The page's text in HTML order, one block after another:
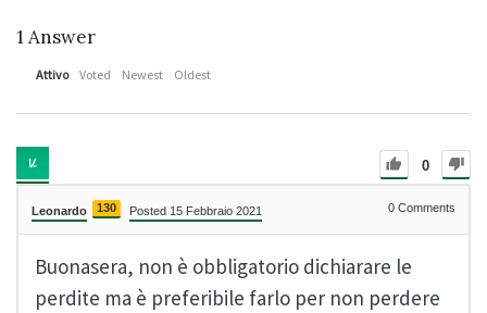
1 Answer
Attivo Voted Newest Oldest
0
Leonardo 130 Posted 15 Febbraio 2021 0 Comments
Buonasera, non è obbligatorio dichiarare le
perdite ma è preferibile farlo per non perdere